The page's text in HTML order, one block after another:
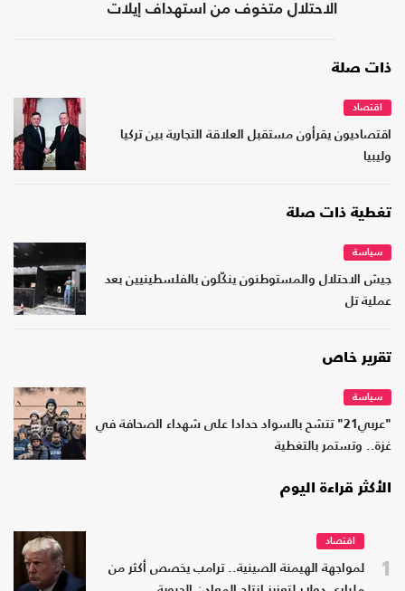
الاحتلال متخوف من استهداف إيلات
ذات صلة
اقتصاد
اقتصاديون يقرأون مستقبل العلاقة التجارية بين تركيا
وليبيا
تغطية ذات صلة
سياسة
جيش الاحتلال والمستوطنون ينكّلون بالفلسطينيين بعد
عملية تل
تقرير خاص
سياسة
"عربي21" تتشح بالسواد حدادا على شهداء الصحافة في
غزة.. وتستمر بالتغطية
الأكثر قراءة اليوم
1
اقتصاد
لمواجهة الهيمنة الصينية.. ترامب يخصص أكثر من